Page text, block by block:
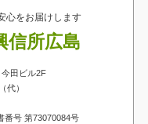
心をお届けします
信所広島
田ビル2F
代）
番号 第73070084号